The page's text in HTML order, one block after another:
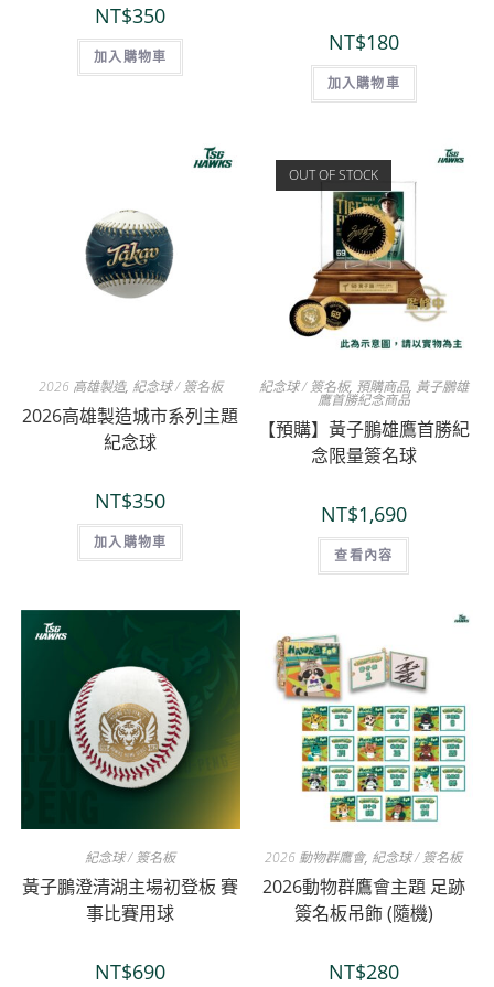
NT$350
加入購物車
NT$180
加入購物車
2026 高雄製造, 紀念球 / 簽名板
2026高雄製造城市系列主題
紀念球
NT$350
加入購物車
OUT OF STOCK
紀念球 / 簽名板, 預購商品, 黃子鵬雄
鷹首勝紀念商品
【預購】黃子鵬雄鷹首勝紀
念限量簽名球
NT$1,690
查看內容
紀念球 / 簽名板
黃子鵬澄清湖主場初登板 賽
事比賽用球
NT$690
2026 動物群鷹會, 紀念球 / 簽名板
2026動物群鷹會主題 足跡
簽名板吊飾 (隨機)
NT$280